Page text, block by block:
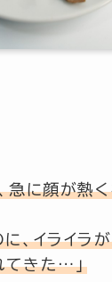
急に顔が熱
、イライラ
てきた…」